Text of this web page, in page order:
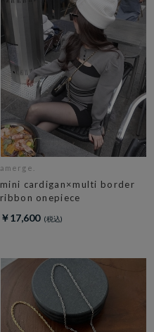
amerge.
mini cardigan×multi border
ribbon onepiece
￥17,600